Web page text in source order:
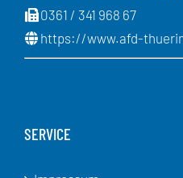
0361 / 341 968 67
https://www.afd-
SERVICE